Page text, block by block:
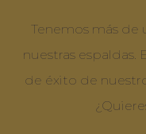
Tenemos más de
nuestras espaldas.
de éxito de